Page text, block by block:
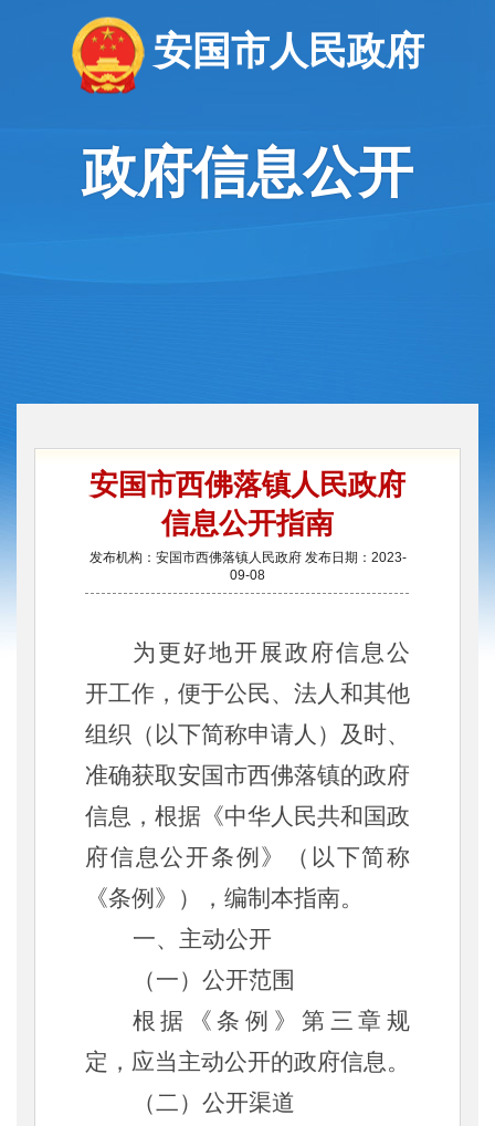
安国市人民政府
政府信息公开
安国市西佛落镇人民政府
信息公开指南
发布机构：安国市西佛落镇人民政府 发布日期：2023-
09-08
为更好地开展政府信息公
开工作，便于公民、法人和其他
组织（以下简称申请人）及时、
准确获取安国市西佛落镇的政府
信息，根据《中华人民共和国政
府信息公开条例》（以下简称
《条例》），编制本指南。
一、主动公开
（一）公开范围
根据《条例》第三章规
定，应当主动公开的政府信息。
（二）公开渠道